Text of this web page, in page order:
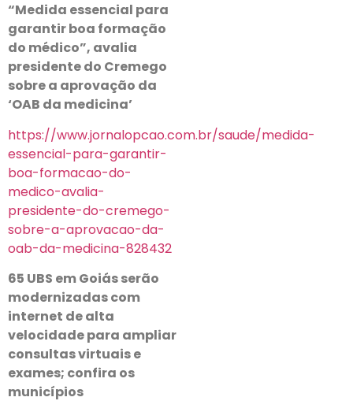
“Medida essencial para
garantir boa formação
do médico”, avalia
presidente do Cremego
sobre a aprovação da
‘OAB da medicina’
https://www.jornalopcao.com.br/saude/medida-
essencial-para-garantir-
boa-formacao-do-
medico-avalia-
presidente-do-cremego-
sobre-a-aprovacao-da-
oab-da-medicina-828432
65 UBS em Goiás serão
modernizadas com
internet de alta
velocidade para ampliar
consultas virtuais e
exames; confira os
municípios